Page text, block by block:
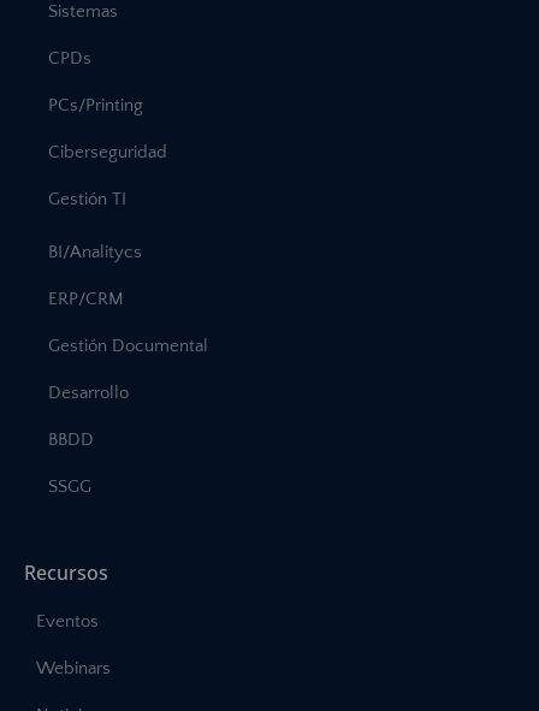
Sistemas
CPDs
PCs/Printing
Ciberseguridad
Gestión TI
BI/Analitycs
ERP/CRM
Gestión Documental
Desarrollo
BBDD
SSGG
Recursos
Eventos
Webinars